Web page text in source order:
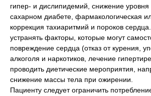
гипер- и дислипидемий, снижение уровня
сахарном диабете, фармакологическая
коррекция тахиаритмий и пороков
устранять факторы, которые могут
повреждение сердца (отказ от курения,
алкоголя и наркотиков, лечение
проводить диетические мероприятия,
снижение массы тела при ожирении.
Пациенту следует ограничить